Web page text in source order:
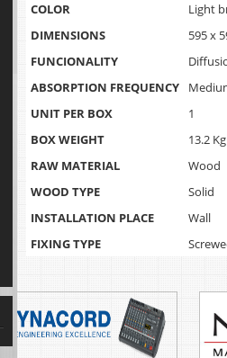
COLOR
Light
DIMENSIONS
595 x
FUNCIONALITY
ABSORPTION FREQUENCY
UNIT PER BOX
1
BOX WEIGHT
13.2 Kg
RAW MATERIAL
Wood
WOOD TYPE
Solid
INSTALLATION PLACE
Wall
FIXING TYPE